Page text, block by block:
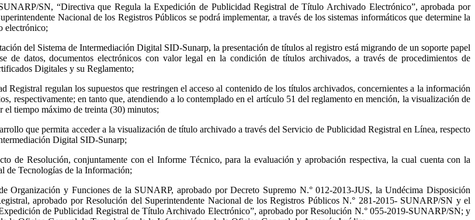
SN, “Directiva que Regula la Expedición de Publicidad Registral de Título Archivado Electrónico”, aprobada por
Nacional de los Registros Públicos se podrá implementar, a través de los sistemas informáticos que determine la
electrónico;
del Sistema de Intermediación Digital SID-Sunarp, la presentación de títulos al registro está migrando de un soporte papel
datos, documentos electrónicos con valor legal en la condición de títulos archivados, a través de procedimientos de
Digitales y su Reglamento;
regulan los supuestos que restringen el acceso al contenido de los títulos archivados, concernientes a la información
respectivamente; en tanto que, atendiendo a lo contemplado en el artículo 51 del reglamento en mención, la visualización de
tiempo máximo de treinta (30) minutos;
que permita acceder a la visualización de título archivado a través del Servicio de Publicidad Registral en Línea, respecto
Digital SID-Sunarp;
de Resolución, conjuntamente con el Informe Técnico, para la evaluación y aprobación respectiva, la cual cuenta con la
de Tecnologías de la Información;
y Funciones de la SUNARP, aprobado por Decreto Supremo N.° 012-2013-JUS, la Undécima Disposición
aprobado por Resolución del Superintendente Nacional de los Registros Públicos N.° 281-2015- SUNARP/SN y el
de Publicidad Registral de Título Archivado Electrónico”, aprobado por Resolución N.° 055-2019-SUNARP/SN; y